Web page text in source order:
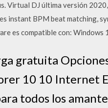
Virtual DJ última versión
instant BPM beat matching,
es compatible con:
gratuita
10 10 Internet
todos los